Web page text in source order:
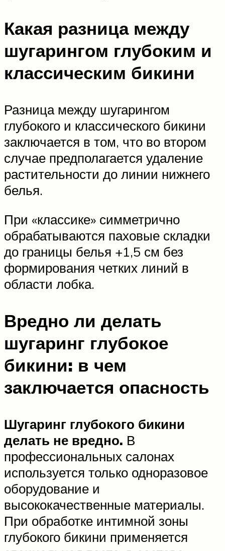
Какая разница между
шугарингом глубоким и
классическим бикини
Разница между шугарингом
глубокого и классического бикини
заключается в том, что во втором
случае предполагается удаление
растительности до линии нижнего
белья.
При «классике» симметрично
обрабатываются паховые складки
до границы белья +1,5 см без
формирования четких линий в
области лобка.
Вредно ли делать
шугаринг глубокое
бикини: в чем
заключается опасность
Шугаринг глубокого бикини
делать не вредно. В
профессиональных салонах
используется только одноразовое
оборудование и
высококачественные материалы.
При обработке интимной зоны
глубокого бикини применяется